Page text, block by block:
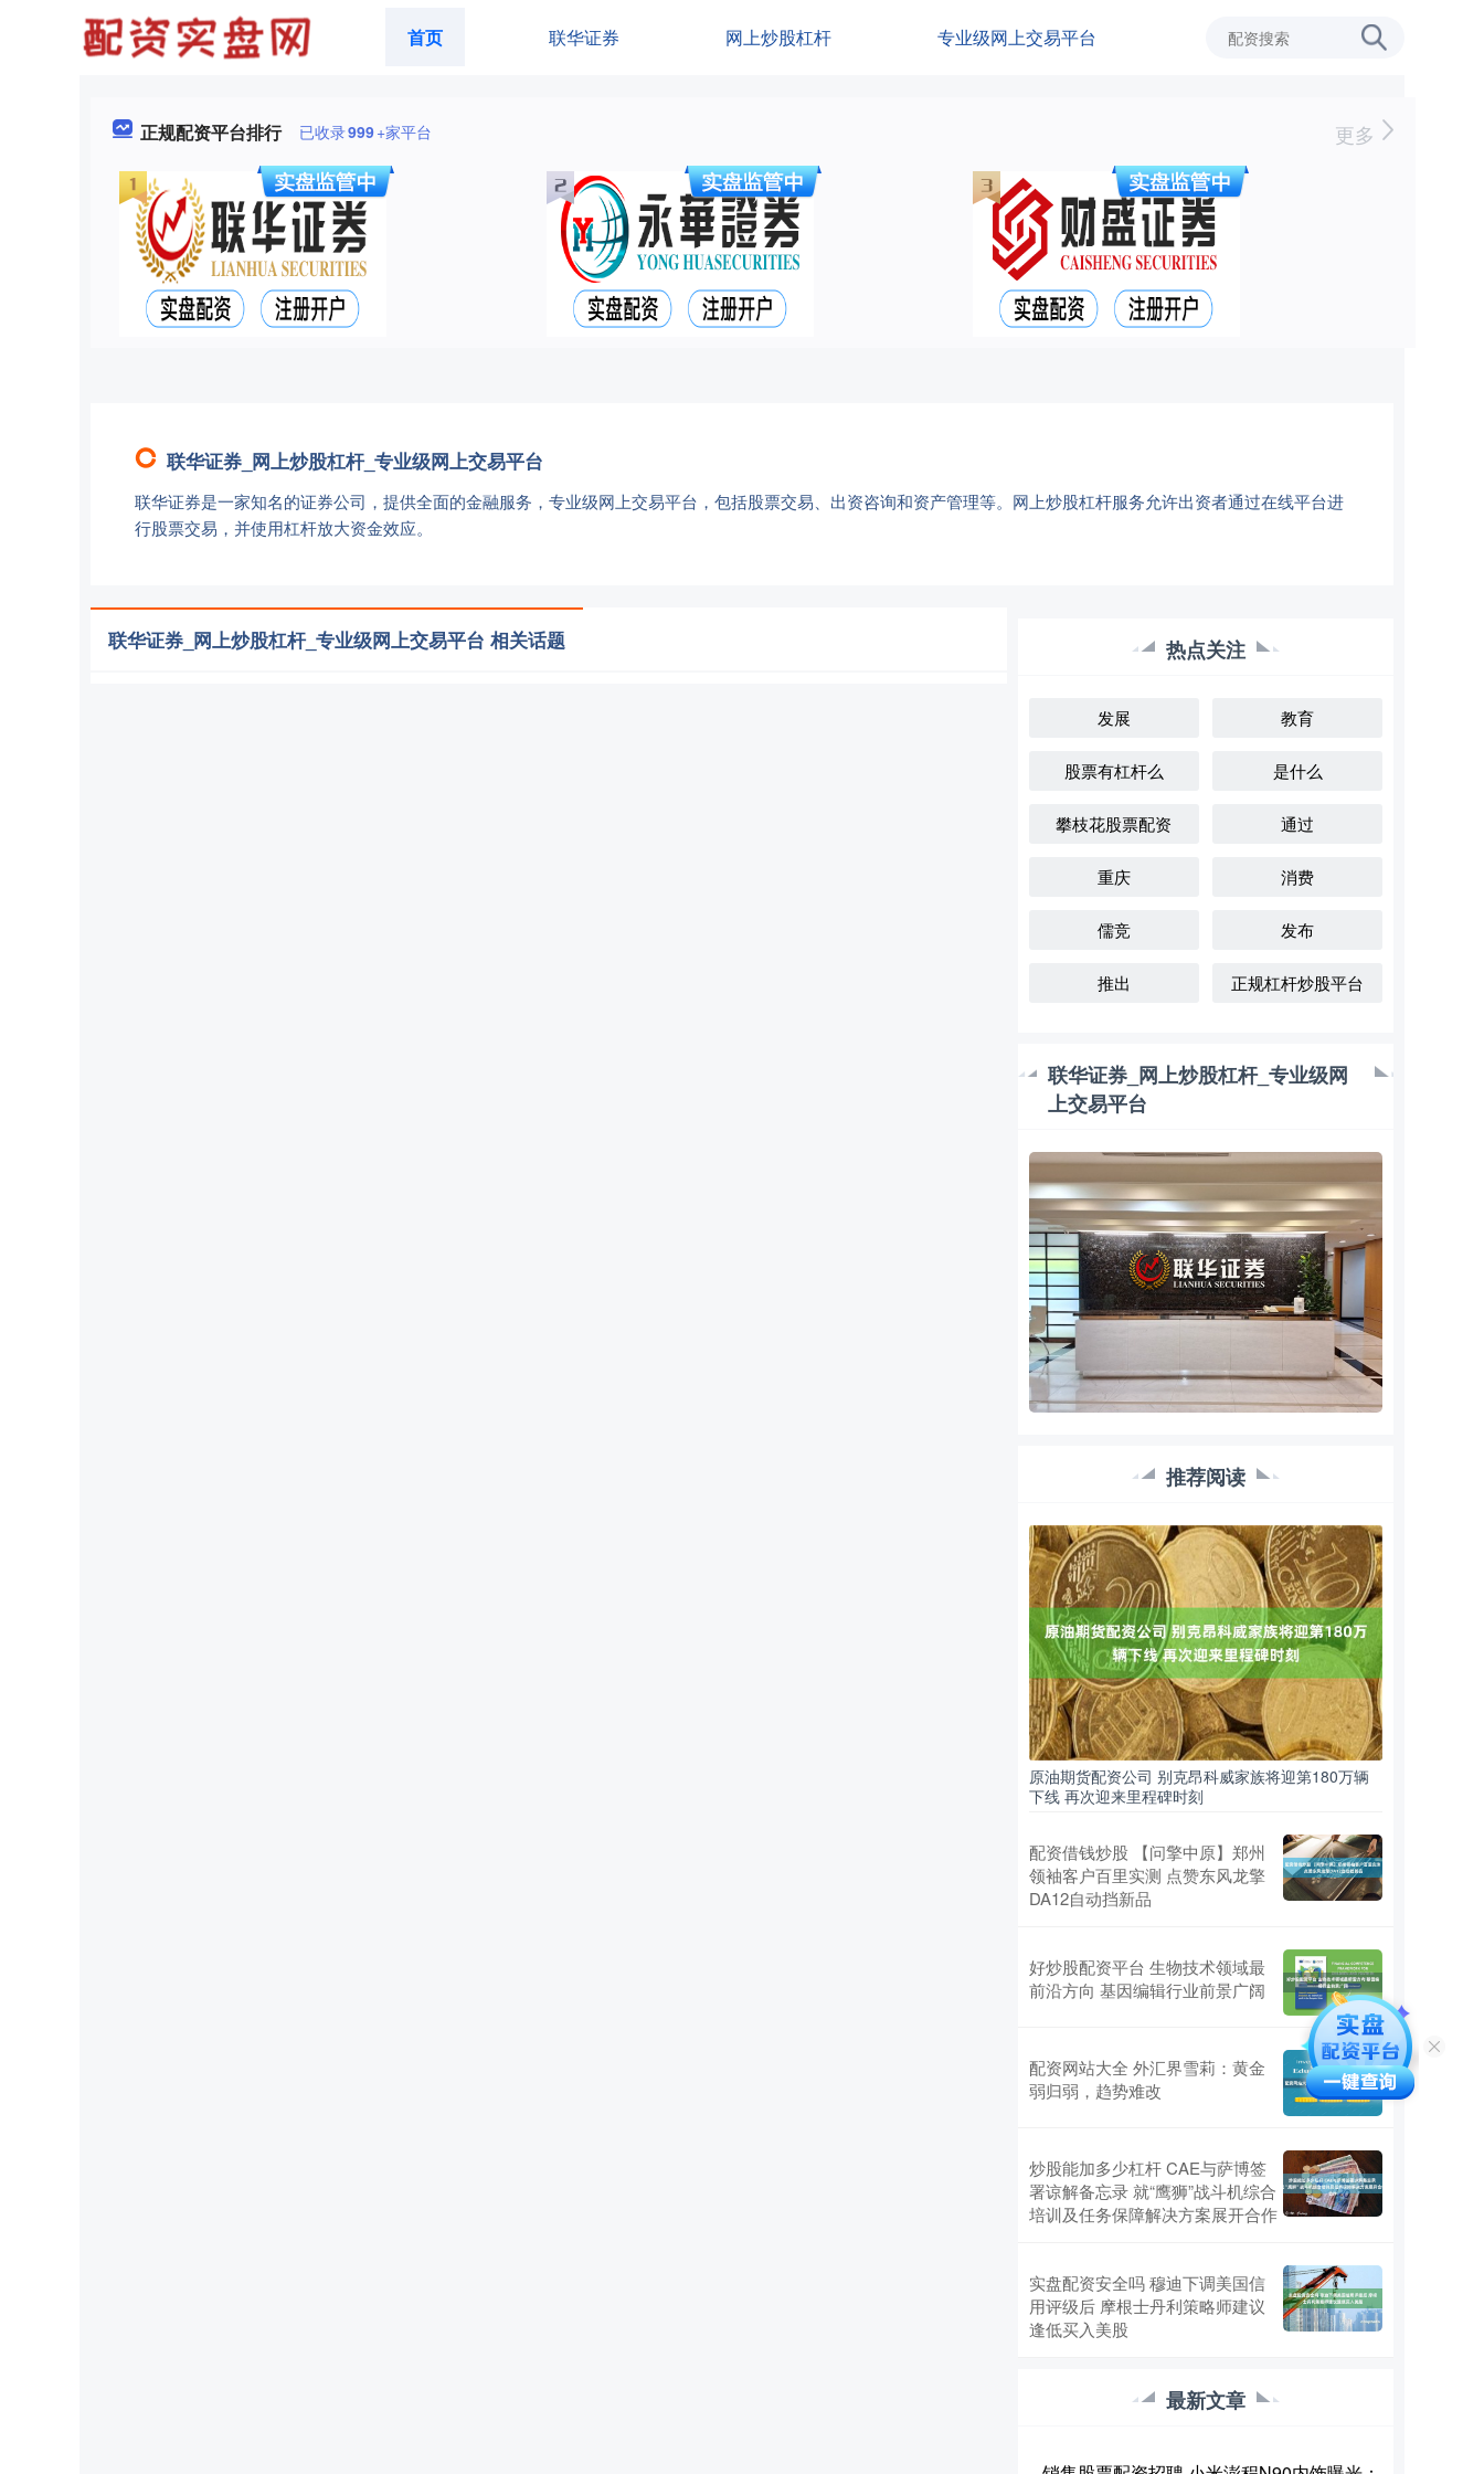
首页 联华证券 网上炒股杠杆 专业级网上交易平台
正规配资平台排行 已收录999+家平台 更多
联华证券_网上炒股杠杆_专业级网上交易平台
联华证券是一家知名的证券公司，提供全面的金融服务，专业级网上交易平台，包括股票交易、出资咨询和资产管理等。网上炒股杠杆服务允许出资者通过在线平台进
行股票交易，并使用杠杆放大资金效应。
联华证券_网上炒股杠杆_专业级网上交易平台 相关话题 热点关注
发展 教育
股票有杠杆么 是什么
攀枝花股票配资 通过
重庆 消费
儒竞 发布
推出 正规杠杆炒股平台
联华证券_网上炒股杠杆_专业级网
上交易平台
推荐阅读
原油期货配资公司 别克昂科威家族将迎第180万辆
下线 再次迎来里程碑时刻
配资借钱炒股 【问擎中原】郑州
领袖客户百里实测 点赞东风龙擎
DA12自动挡新品
好炒股配资平台 生物技术领域最
前沿方向 基因编辑行业前景广阔
配资网站大全 外汇界雪莉：黄金
弱归弱，趋势难改
炒股能加多少杠杆 CAE与萨博签
署谅解备忘录 就“鹰狮”战斗机综合
培训及任务保障解决方案展开合作
实盘配资安全吗 穆迪下调美国信
用评级后 摩根士丹利策略师建议
逢低买入美股
最新文章